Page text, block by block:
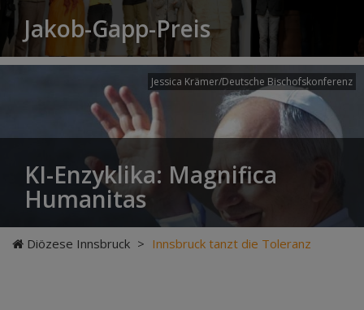
Jakob-Gapp-Preis
Jessica Krämer/Deutsche Bischofskonferenz
KI-Enzyklika: Magnifica
Humanitas
Diözese Innsbruck > Innsbruck tanzt die Toleranz